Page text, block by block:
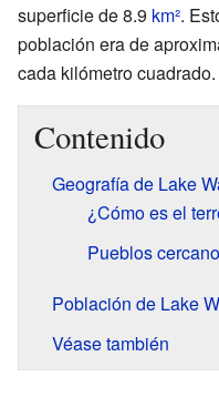
superficie de 8.9 km².
población era de
cada kilómetro cuadrado.
Contenido
Geografía de Lake
¿Cómo es el
Pueblos
Población de Lake
Véase también